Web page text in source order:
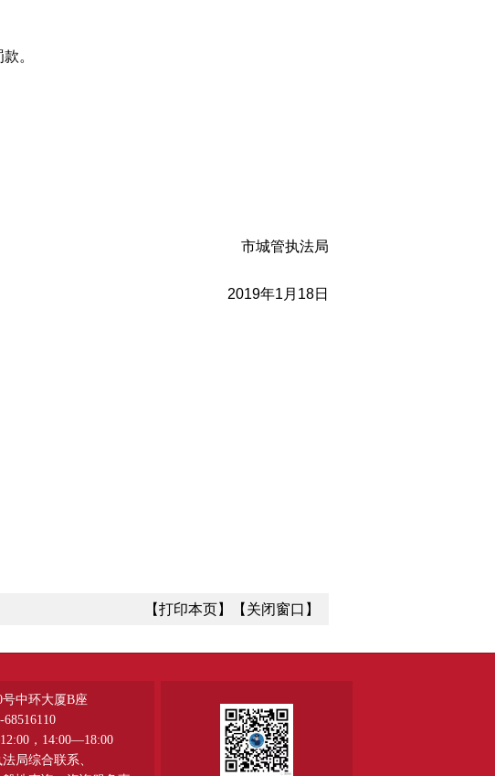
。
市城管执法局
2019年1月18日
【打印本页】 【关闭窗口】
中环大厦B座
，14:00—18:00
局综合联系、